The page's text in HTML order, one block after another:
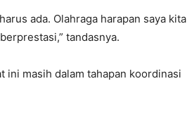
ada. Olahraga harapan saya kita
tandasnya.
ini masih dalam tahapan koordinasi